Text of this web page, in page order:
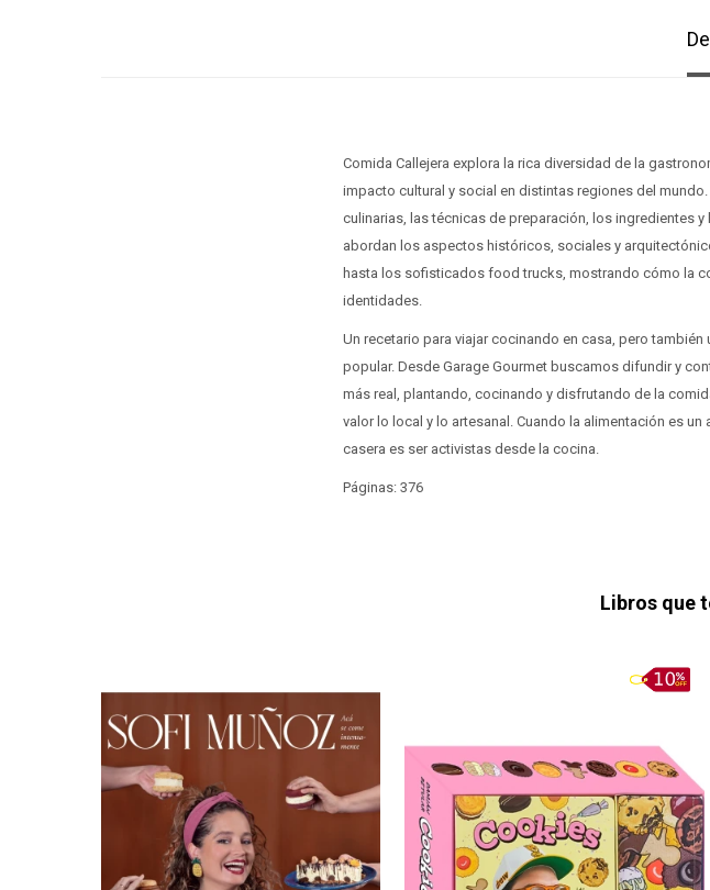
Comida Callejera explora la rica diversidad de la
impacto cultural y social en distintas regiones del
culinarias, las técnicas de preparación, los ingredientes
abordan los aspectos históricos, sociales y
hasta los sofisticados food trucks, mostrando cómo la
identidades.
Un recetario para viajar cocinando en casa, pero
popular. Desde Garage Gourmet buscamos difundir y
más real, plantando, cocinando y disfrutando de la
valor lo local y lo artesanal. Cuando la alimentación es
casera es ser activistas desde la cocina.
Páginas: 376
Libros que